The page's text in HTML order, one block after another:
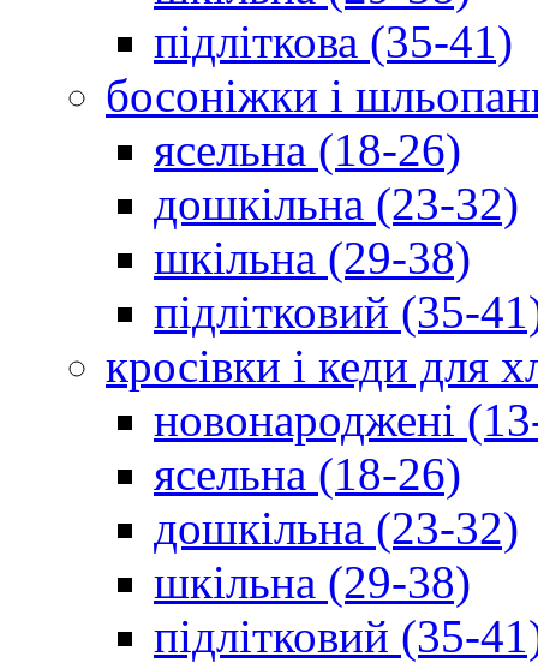
підліткова (35-41)
босоніжки і
ясельна (18-26)
дошкільна (23-32)
шкільна (29-38)
підлітковий (35-
кросівки і кеди для
новонароджені
ясельна (18-26)
дошкільна (23-32)
шкільна (29-38)
підлітковий (35-